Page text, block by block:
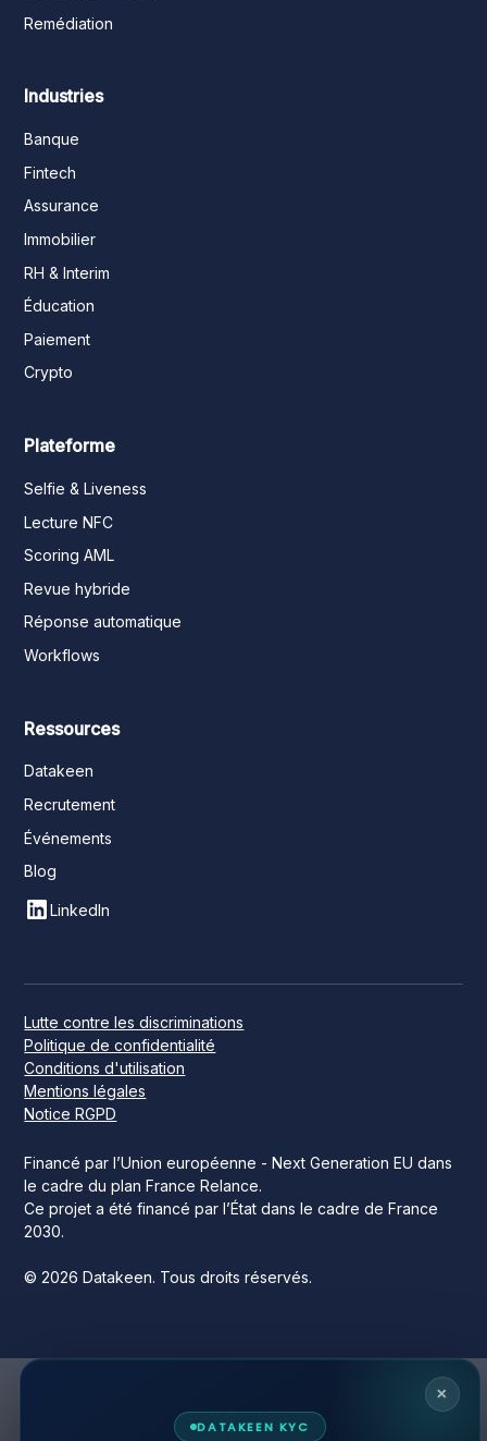
Remédiation
Industries
Banque
Fintech
Assurance
Immobilier
RH & Interim
Éducation
Paiement
Crypto
Plateforme
Selfie & Liveness
Lecture NFC
Scoring AML
Revue hybride
Réponse automatique
Workflows
Ressources
Datakeen
Recrutement
Événements
Blog
LinkedIn
Financé par l’Union européenne - Next Generation EU dans
le cadre du plan France Relance.
Ce projet a été financé par l’État dans le cadre de France
2030.
© 2026 Datakeen. Tous droits réservés.
Lutte contre les discriminations
Politique de confidentialité
Conditions d'utilisation
Mentions légales
Notice RGPD
×
DATAKEEN KYC